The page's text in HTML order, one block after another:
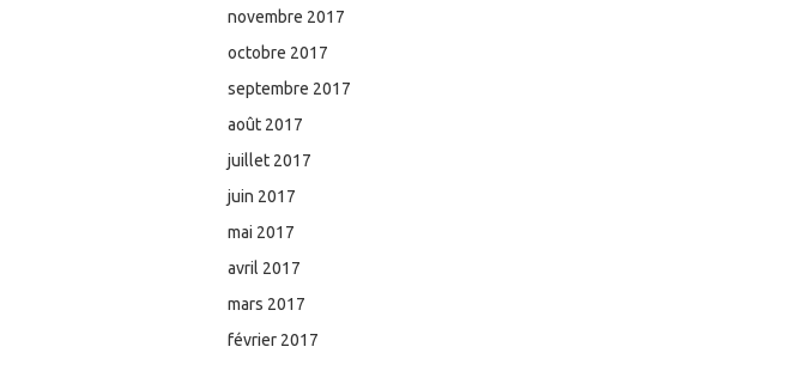
novembre 2017
octobre 2017
septembre 2017
août 2017
juillet 2017
juin 2017
mai 2017
avril 2017
mars 2017
février 2017